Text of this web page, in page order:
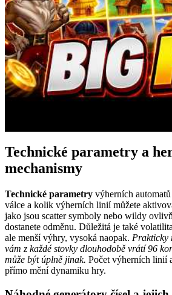
Technické parametry a
mechanismy
Technické parametry výherních
válce a kolik výherních linií můžete
jako jsou scatter symboly nebo wildy
dostanete odměnu. Důležitá je také
ale menší výhry, vysoká naopak. Prakticky
vám z každé stovky dlouhodobě vrátí 96
může být úplně jinak. Počet výherních linií
přímo mění dynamiku hry.